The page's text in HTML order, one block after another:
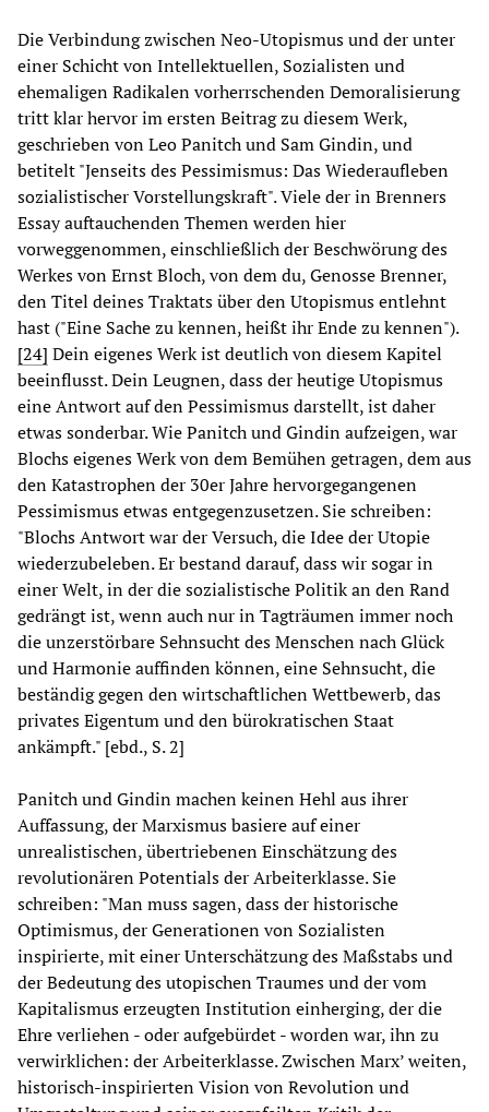
Die Verbindung zwischen Neo-Utopismus und der unter
einer Schicht von Intellektuellen, Sozialisten und
ehemaligen Radikalen vorherrschenden Demoralisierung
tritt klar hervor im ersten Beitrag zu diesem Werk,
geschrieben von Leo Panitch und Sam Gindin, und
betitelt "Jenseits des Pessimismus: Das Wiederaufleben
sozialistischer Vorstellungskraft". Viele der in Brenners
Essay auftauchenden Themen werden hier
vorweggenommen, einschließlich der Beschwörung des
Werkes von Ernst Bloch, von dem du, Genosse Brenner,
den Titel deines Traktats über den Utopismus entlehnt
hast ("Eine Sache zu kennen, heißt ihr Ende zu kennen").
[24] Dein eigenes Werk ist deutlich von diesem Kapitel
beeinflusst. Dein Leugnen, dass der heutige Utopismus
eine Antwort auf den Pessimismus darstellt, ist daher
etwas sonderbar. Wie Panitch und Gindin aufzeigen, war
Blochs eigenes Werk von dem Bemühen getragen, dem aus
den Katastrophen der 30er Jahre hervorgegangenen
Pessimismus etwas entgegenzusetzen. Sie schreiben:
"Blochs Antwort war der Versuch, die Idee der Utopie
wiederzubeleben. Er bestand darauf, dass wir sogar in
einer Welt, in der die sozialistische Politik an den Rand
gedrängt ist, wenn auch nur in Tagträumen immer noch
die unzerstörbare Sehnsucht des Menschen nach Glück
und Harmonie auffinden können, eine Sehnsucht, die
beständig gegen den wirtschaftlichen Wettbewerb, das
privates Eigentum und den bürokratischen Staat
ankämpft." [ebd., S. 2]
Panitch und Gindin machen keinen Hehl aus ihrer
Auffassung, der Marxismus basiere auf einer
unrealistischen, übertriebenen Einschätzung des
revolutionären Potentials der Arbeiterklasse. Sie
schreiben: "Man muss sagen, dass der historische
Optimismus, der Generationen von Sozialisten
inspirierte, mit einer Unterschätzung des Maßstabs und
der Bedeutung des utopischen Traumes und der vom
Kapitalismus erzeugten Institution einherging, der die
Ehre verliehen - oder aufgebürdet - worden war, ihn zu
verwirklichen: der Arbeiterklasse. Zwischen Marx’ weiten,
historisch-inspirierten Vision von Revolution und